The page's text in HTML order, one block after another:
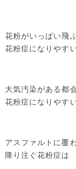
花粉がいっぱい飛
花粉症になりやす
大気汚染がある都
花粉症になりやす
アスファルトに覆
降り注ぐ花粉症は